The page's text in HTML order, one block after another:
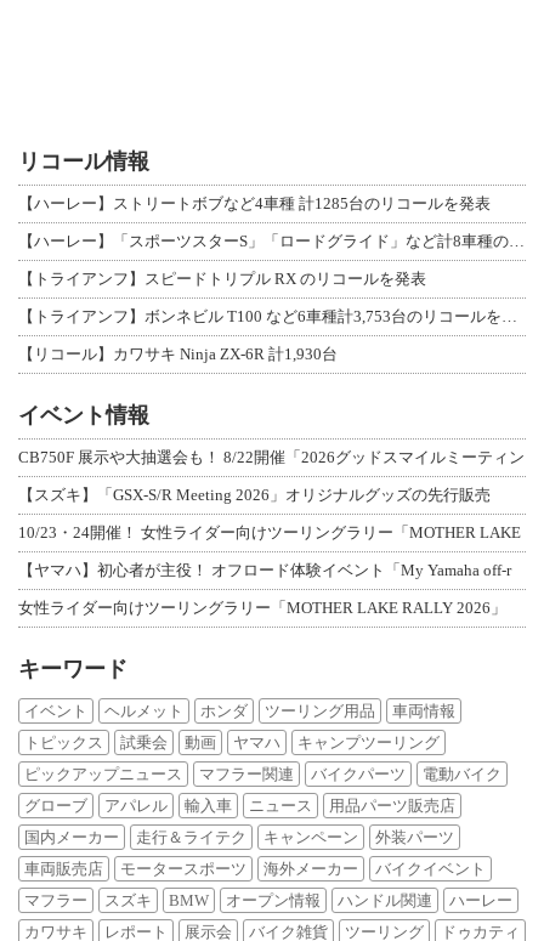
リコール情報
【ハーレー】ストリートボブなど4車種 計1285台のリコールを発表
【トライアンフ】スピードトリプル RX のリコールを発表
【リコール】カワサキ Ninja ZX-6R 計1,930台
イベント情報
CB750F 展示や大抽選会も！ 8/22開催「2026グッドスマイルミーティン
【スズキ】「GSX-S/R Meeting 2026」オリジナルグッズの先行販売
10/23・24開催！ 女性ライダー向けツーリングラリー「MOTHER LAKE
【ヤマハ】初心者が主役！ オフロード体験イベント「My Yamaha off-r
女性ライダー向けツーリングラリー「MOTHER LAKE RALLY 2026」
キーワード
イベント ヘルメット ホンダ ツーリング用品
車両情報
トピックス
試乗会 動画 ヤマハ
キャンプツーリング
ピックアップニュース
マフラー関連 バイクパーツ
電動バイク
グローブ
アパレル 輸入車 ニュース
用品パーツ販売店
国内メーカー
走行＆ライテク キャンペーン
外装パーツ
車両販売店
モータースポーツ 海外メーカー
バイクイベント
マフラー
スズキ BMW オープン情報 ハンドル関連
ハーレー
カワサキ
レポート 展示会 バイク雑貨 ツーリング ドゥカティ